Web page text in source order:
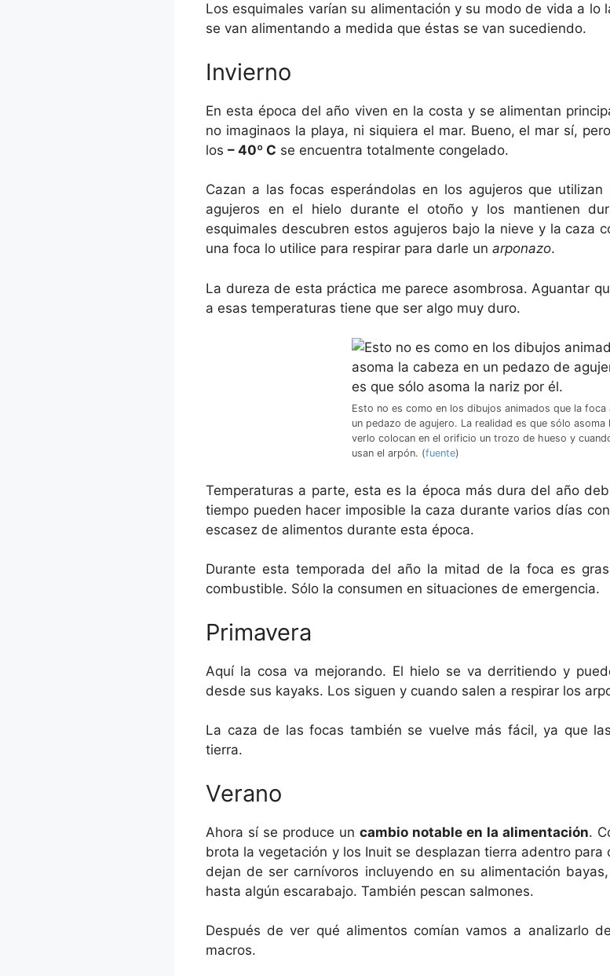
Los esquimales varían su alimentación y su modo de vida a lo
se van alimentando a medida que éstas se van sucediendo.
Invierno
En esta época del año viven en la costa y se alimentan
no imaginaos la playa, ni siquiera el mar. Bueno, el mar sí,
los – 40º C se encuentra totalmente congelado.
Cazan a las focas esperándolas en los agujeros que
agujeros en el hielo durante el otoño y los mantienen
esquimales descubren estos agujeros bajo la nieve y la caza
una foca lo utilice para respirar para darle un arponazo.
La dureza de esta práctica me parece asombrosa. Aguantar
a esas temperaturas tiene que ser algo muy duro.
Esto no es como en los dibujos animados que la foca
un pedazo de agujero. La realidad es que sólo asoma
verlo colocan en el orificio un trozo de hueso y
usan el arpón. (fuente)
Temperaturas a parte, esta es la época más dura del año
tiempo pueden hacer imposible la caza durante varios días
escasez de alimentos durante esta época.
Durante esta temporada del año la mitad de la foca es
combustible. Sólo la consumen en situaciones de emergencia.
Primavera
Aquí la cosa va mejorando. El hielo se va derritiendo y
desde sus kayaks. Los siguen y cuando salen a respirar los
La caza de las focas también se vuelve más fácil, ya que
tierra.
Verano
Ahora sí se produce un cambio notable en la alimentación.
brota la vegetación y los Inuit se desplazan tierra adentro
dejan de ser carnívoros incluyendo en su alimentación
hasta algún escarabajo. También pescan salmones.
Después de ver qué alimentos comían vamos a analizarlo
macros.